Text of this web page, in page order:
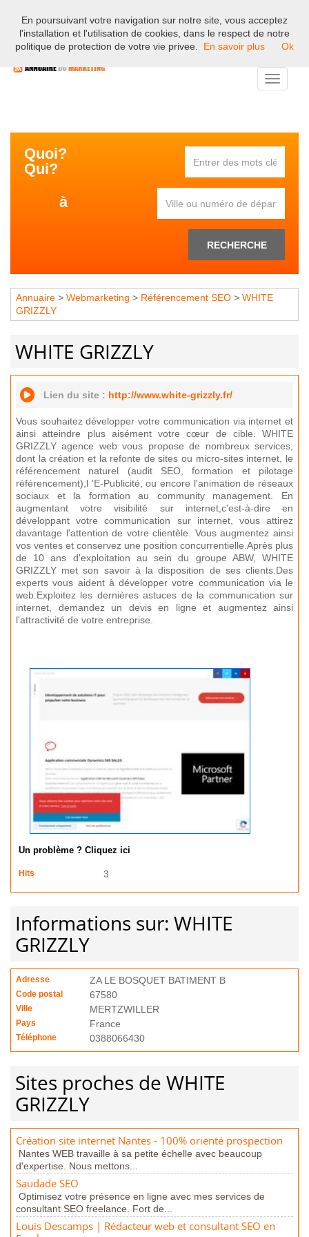
Bienvenue sur l'annuaire professionnel du marketing et de la
communication en France.
Toggle
Quoi?
Qui?
à
RECHERCHE
Annuaire > Webmarketing > Référencement SEO > WHITE
GRIZZLY
WHITE GRIZZLY
Lien du site : http://www.white-grizzly.fr/
Vous souhaitez développer votre communication via internet et
ainsi atteindre plus aisément votre cœur de cible. WHITE
GRIZZLY agence web vous propose de nombreux services,
dont la création et la refonte de sites ou micro-sites internet, le
référencement naturel (audit SEO, formation et pilotage
référencement),l 'E-Publicité, ou encore l'animation de réseaux
sociaux et la formation au community management. En
augmentant votre visibilité sur internet,c'est-à-dire en
développant votre communication sur internet, vous attirez
davantage l'attention de votre clientèle. Vous augmentez ainsi
vos ventes et conservez une position concurrentielle.Après plus
de 10 ans d'exploitation au sein du groupe ABW, WHITE
GRIZZLY met son savoir à la disposition de ses clients.Des
experts vous aident à développer votre communication via le
web.Exploitez les dernières astuces de la communication sur
internet, demandez un devis en ligne et augmentez ainsi
l'attractivité de votre entreprise.
Un problème ? Cliquez ici
Hits 3
Informations sur: WHITE
GRIZZLY
Adresse ZA LE BOSQUET BATIMENT B
Code postal 67580
Ville MERTZWILLER
Pays France
Téléphone 0388066430
Sites proches de WHITE
GRIZZLY
Création site internet Nantes - 100% orienté prospection
Nantes WEB travaille à sa petite échelle avec beaucoup
d'expertise. Nous mettons...
Saudade SEO
Optimisez votre présence en ligne avec mes services de
consultant SEO freelance. Fort de...
Louis Descamps | Rédacteur web et consultant SEO en
En poursuivant votre navigation sur notre site, vous acceptez
l'installation et l'utilisation de cookies, dans le respect de notre
politique de protection de votre vie privee.
En savoir plus Ok